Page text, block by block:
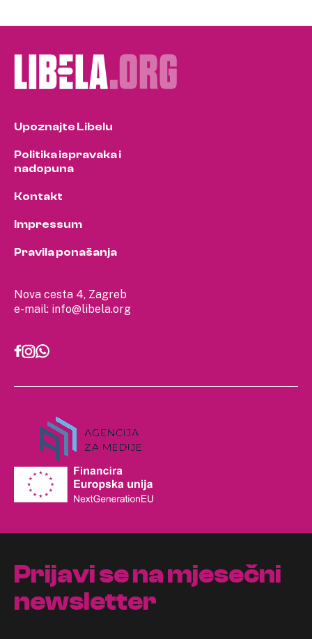
Nova cesta 4, Zagreb
e-mail: info@libela.org
Upoznajte Libelu
Politika ispravaka i
nadopuna
Kontakt
Impressum
Pravila ponašanja
Prijavi se na mjesečni
newsletter